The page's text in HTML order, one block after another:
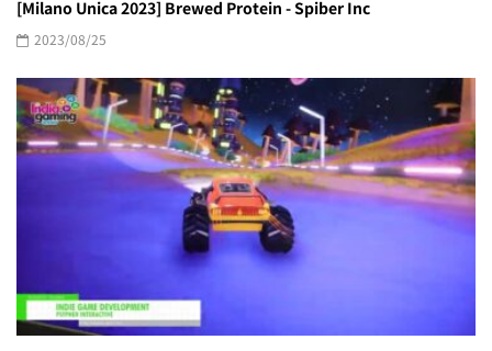
[Milano Unica 2023] Brewed Protein - Spiber Inc
2023/08/25